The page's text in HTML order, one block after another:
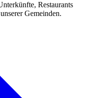
Restaurants
Gemeinden.